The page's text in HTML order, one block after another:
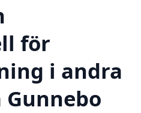
för
i andra